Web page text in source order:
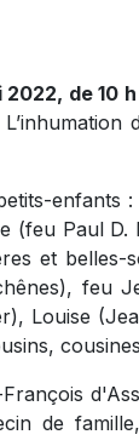
de 10
L’inhumation
enfants
(feu Paul D.
et belles-
feu
Louise
de